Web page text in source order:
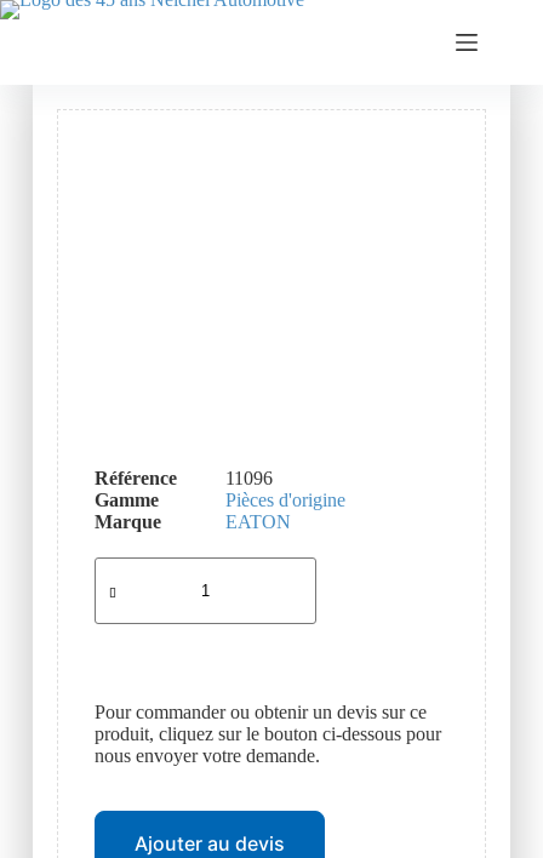
Référence
11096
Gamme
Pièces d'origine
Marque
EATON
Pour commander ou obtenir un devis sur ce
produit, cliquez sur le bouton ci-dessous pour
nous envoyer votre demande.
Ajouter au devis